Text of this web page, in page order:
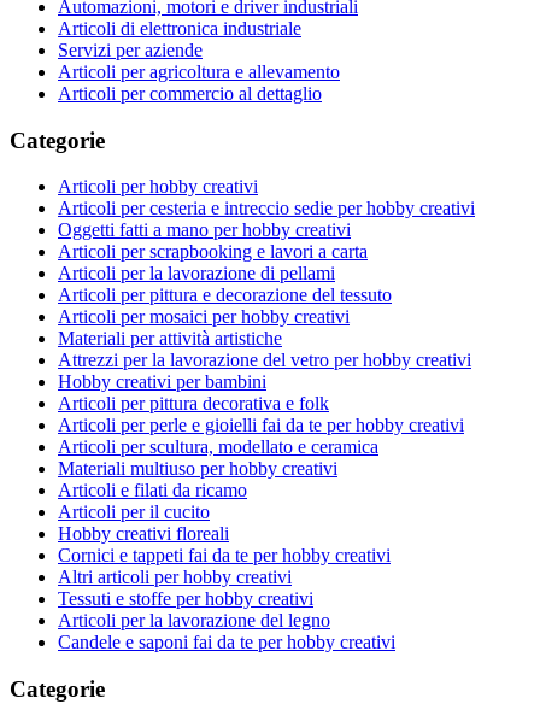
Automazioni, motori e driver industriali
Articoli di elettronica industriale
Servizi per aziende
Articoli per agricoltura e allevamento
Articoli per commercio al dettaglio
Categorie
Articoli per hobby creativi
Articoli per cesteria e intreccio sedie per hobby creativi
Oggetti fatti a mano per hobby creativi
Articoli per scrapbooking e lavori a carta
Articoli per la lavorazione di pellami
Articoli per pittura e decorazione del tessuto
Articoli per mosaici per hobby creativi
Materiali per attività artistiche
Attrezzi per la lavorazione del vetro per hobby creativi
Hobby creativi per bambini
Articoli per pittura decorativa e folk
Articoli per perle e gioielli fai da te per hobby creativi
Articoli per scultura, modellato e ceramica
Materiali multiuso per hobby creativi
Articoli e filati da ricamo
Articoli per il cucito
Hobby creativi floreali
Cornici e tappeti fai da te per hobby creativi
Altri articoli per hobby creativi
Tessuti e stoffe per hobby creativi
Articoli per la lavorazione del legno
Candele e saponi fai da te per hobby creativi
Categorie